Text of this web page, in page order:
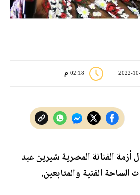
02:18 م
أزمة الفنانة المصرية شيرين عبد
الفنية والمتابعين.